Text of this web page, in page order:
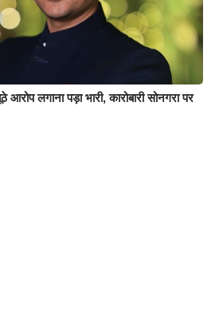
लगाना पड़ा भारी, कारोबारी सोनगरा पर